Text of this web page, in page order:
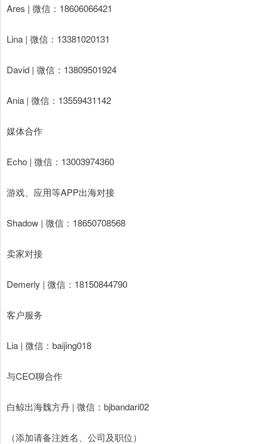
Ares | 微信：18606066421
Lina | 微信：13381020131
David | 微信：13809501924
Ania | 微信：13559431142
媒体合作
Echo | 微信：13003974360
游戏、应用等APP出海对接
Shadow | 微信：18650708568
卖家对接
Demerly | 微信：18150844790
客户服务
Lia | 微信：baijing018
与CEO聊合作
白鲸出海魏方丹 | 微信：bjbandari02
（添加请备注姓名、公司及职位）